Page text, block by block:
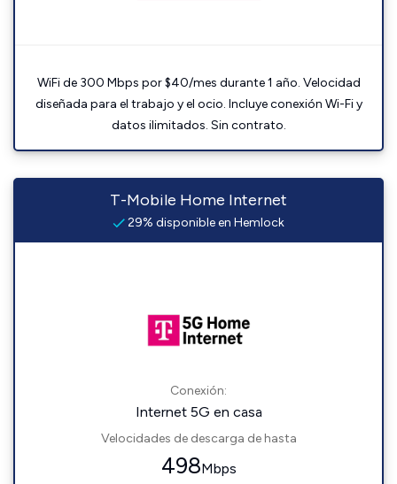
WiFi de 300 Mbps por $40/mes durante 1 año. Velocidad
diseñada para el trabajo y el ocio. Incluye conexión Wi-Fi y
datos ilimitados. Sin contrato.
T-Mobile Home Internet
29% disponible en Hemlock
Conexión:
Internet 5G en casa
Velocidades de descarga de hasta
498Mbps